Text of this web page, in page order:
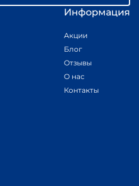
Информация
Акции
Блог
Отзывы
О нас
Контакты